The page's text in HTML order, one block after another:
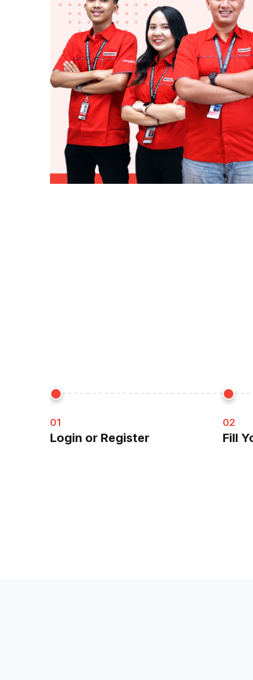
01
Login or Register
02
Fill